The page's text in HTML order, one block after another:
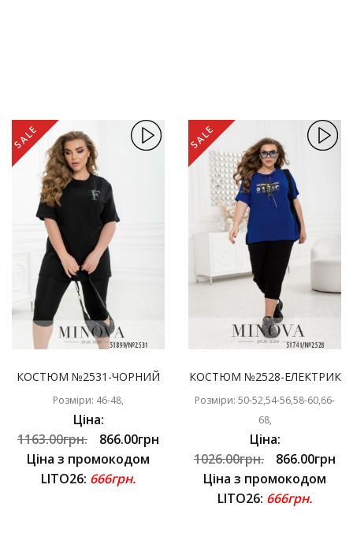
SALE
КОСТЮМ №2531-ЧОРНИЙ
Розміри: 46-48,
Ціна:
1163.00грн.
866.00грн
Ціна з промокодом
LITO26: 666грн.
SALE
КОСТЮМ №2528-ЕЛЕКТРИК
Розміри: 50-52,54-56,58-60,66-
68,
Ціна:
1026.00грн.
866.00грн
Ціна з промокодом
LITO26: 666грн.